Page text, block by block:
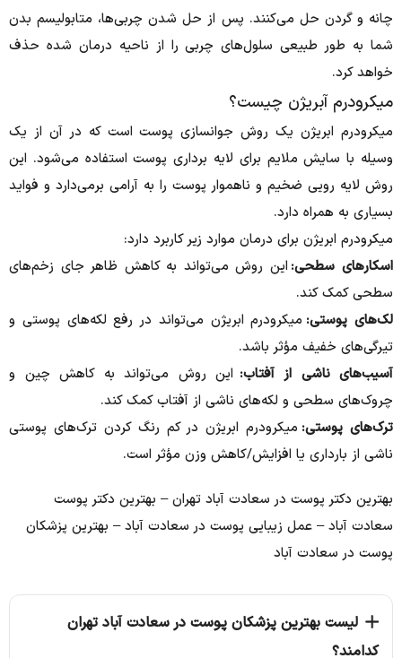
چانه و گردن حل می‌کنند. پس از حل شدن چربی‌ها، متابولیسم بدن
شما به طور طبیعی سلول‌های چربی را از ناحیه درمان شده حذف
خواهد کرد.
میکرودرم آبریژن چیست؟
میکرودرم ابریژن یک روش جوانسازی پوست است که در آن از یک
وسیله با سایش ملایم برای لایه برداری پوست استفاده می‌شود. این
روش لایه رویی ضخیم و ناهموار پوست را به ‌آرامی برمی‌دارد و فواید
بسیاری به همراه دارد.
میکرودرم ابریژن برای درمان موارد زیر کاربرد دارد:
اسکارهای سطحی: این روش می‌تواند به کاهش ظاهر جای زخم‌های
سطحی کمک کند.
لک‌های پوستی: میکرودرم ابریژن می‌تواند در رفع لکه‌های پوستی و
تیرگی‌های خفیف مؤثر باشد.
آسیب‌های ناشی از آفتاب: این روش می‌تواند به کاهش چین و
چروک‌های سطحی و لکه‌های ناشی از آفتاب کمک کند.
ترک‌های پوستی: میکرودرم ابریژن در کم رنگ کردن ترک‌های پوستی
ناشی از بارداری یا افزایش/کاهش وزن مؤثر است.
بهترین دکتر پوست در سعادت آباد تهران – بهترین دکتر پوست
سعادت آباد – عمل زیبایی پوست در سعادت آباد – بهترین پزشکان
پوست در سعادت آباد
لیست بهترین پزشکان پوست در سعادت آباد تهران
کدامند؟